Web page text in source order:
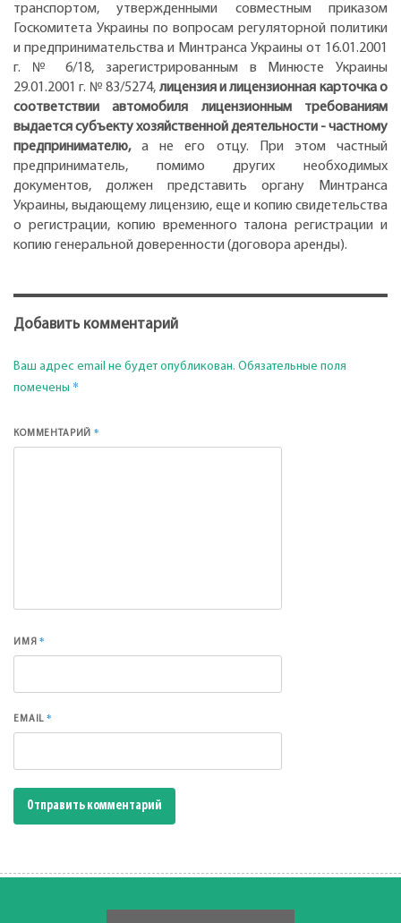
транспортом, утвержденными совместным приказом
Госкомитета Украины по вопросам регуляторной политики
и предпринимательства и Минтранса Украины от 16.01.2001
г. № 6/18, зарегистрированным в Минюсте Украины
29.01.2001 г. № 83/5274, лицензия и лицензионная карточка о
соответствии автомобиля лицензионным требованиям
выдается субъекту хозяйственной деятельности - частному
предпринимателю,а не его отцу. При этом частный
предприниматель, помимо других необходимых
документов, должен представить органу Минтранса
Украины, выдающему лицензию, еще и копию свидетельства
о регистрации, копию временного талона регистрации и
копию генеральной доверенности (договора аренды).
Добавить комментарий
Ваш адрес email не будет опубликован. Обязательные поля
помечены *
КОММЕНТАРИЙ*
ИМЯ*
EMAIL*